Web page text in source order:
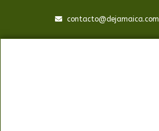
contacto@dejamaica.com